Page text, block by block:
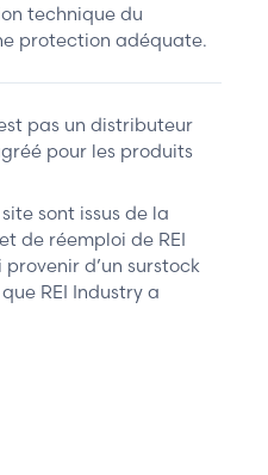
technique du
protection adéquate.
pas un distributeur
pour les produits
sont issus de la
de réemploi de REI
d’un surstock
REI Industry a